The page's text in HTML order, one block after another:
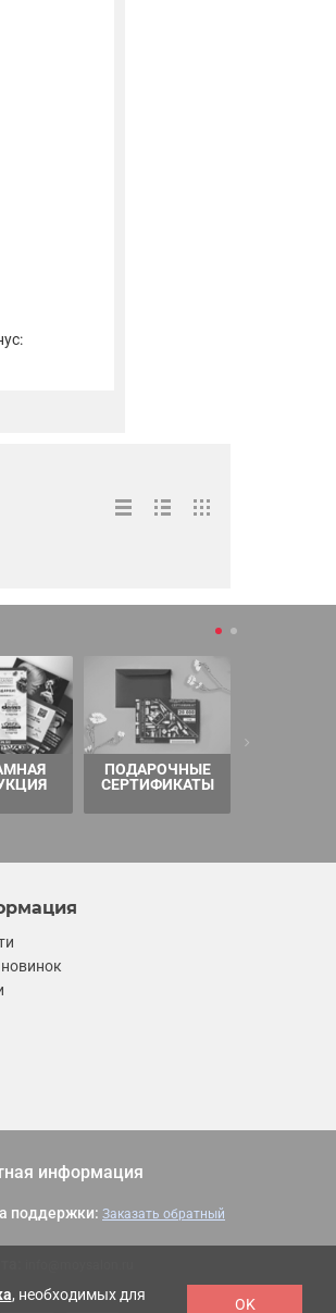
, необходимых для
OK
ПОДАРОЧНЫЕ
СЕРТИФИКАТЫ
информация
поддержки: Заказать обратный